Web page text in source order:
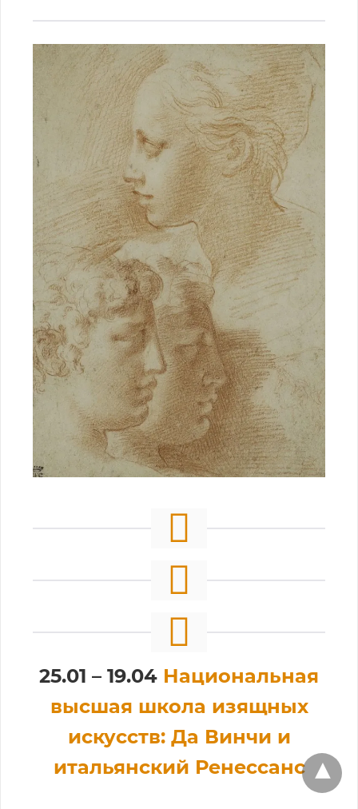
25.01 – 19.04 Национальная
высшая школа изящных
искусств: Да Винчи и
итальянский Ренессанс